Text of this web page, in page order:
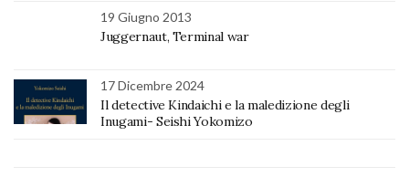
19 Giugno 2013
Juggernaut, Terminal war
17 Dicembre 2024
Il detective Kindaichi e la maledizione degli
Inugami- Seishi Yokomizo